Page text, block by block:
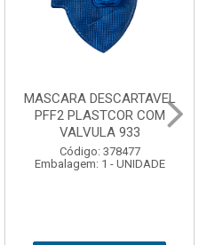
MASCARA DESCARTAVEL
PFF2 PLASTCOR COM
VALVULA 933
Código: 378477
Embalagem: 1 - UNIDADE